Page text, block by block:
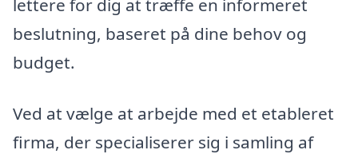
lettere for dig at træffe en informeret
beslutning, baseret på dine behov og
budget.
Ved at vælge at arbejde med et etableret
firma, der specialiserer sig i samling af